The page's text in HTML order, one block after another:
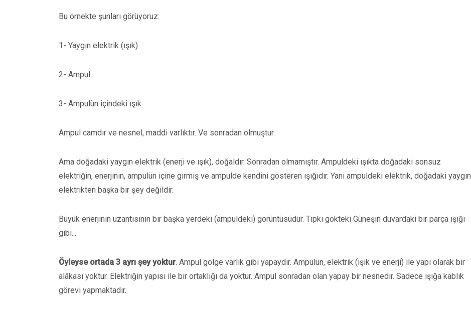
Bu örnekte şunları görüyoruz:
1- Yaygın elektrik (ışık)
2- Ampul
3- Ampulün içindeki ışık.
Ampul camdır ve nesnel, maddi varlıktır. Ve sonradan olmuştur.
Ama doğadaki yaygın elektrik (enerji ve ışık), doğaldır. Sonradan olmamıştır. Ampuldeki ışıkta doğadaki sonsuz
elektriğin, enerjinin, ampulün içine girmiş ve ampulde kendini gösteren ışığıdır. Yani ampuldeki elektrik, doğadaki yaygın
elektrikten başka bir şey değildir.
Büyük enerjinin uzantısının bir başka yerdeki (ampuldeki) görüntüsüdür. Tıpkı gökteki Güneşin duvardaki bir parça ışığı
gibi...
Öyleyse ortada 3 ayrı şey yoktur. Ampul gölge varlık gibi yapaydır. Ampulün, elektrik (ışık ve enerji) ile yapı olarak bir
alâkası yoktur. Elektriğin yapısı ile bir ortaklığı da yoktur. Ampul sonradan olan yapay bir nesnedir. Sadece ışığa kablık
görevi yapmaktadır.